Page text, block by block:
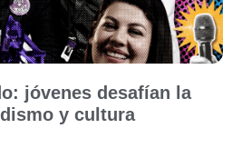
jóvenes desafían la
y cultura